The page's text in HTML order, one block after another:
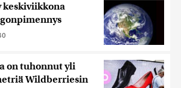
keskiviikkona
on tuhonnut yli
Wildberriesin